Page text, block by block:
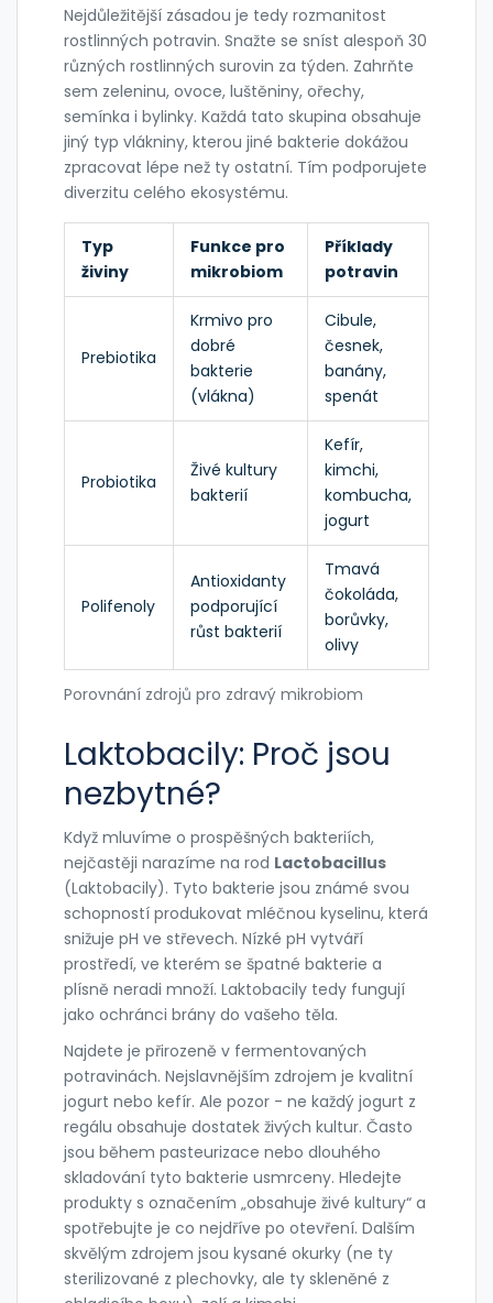
Nejdůležitější zásadou je tedy rozmanitost
rostlinných potravin. Snažte se sníst alespoň 30
různých rostlinných surovin za týden. Zahrňte
sem zeleninu, ovoce, luštěniny, ořechy,
semínka i bylinky. Každá tato skupina obsahuje
jiný typ vlákniny, kterou jiné bakterie dokážou
zpracovat lépe než ty ostatní. Tím podporujete
diverzitu celého ekosystému.
Porovnání zdrojů pro zdravý mikrobiom
Typ
živiny
Funkce pro
mikrobiom
Příklady
potravin
Prebiotika
Krmivo pro
dobré
bakterie
(vlákna)
Cibule,
česnek,
banány,
spenát
Probiotika
Živé kultury
bakterií
Kefír,
kimchi,
kombucha,
jogurt
Polifenoly
Antioxidanty
podporující
růst bakterií
Tmavá
čokoláda,
borůvky,
olivy
Laktobacily: Proč jsou
nezbytné?
Když mluvíme o prospěšných bakteriích,
nejčastěji narazíme na rod Lactobacillus
(Laktobacily). Tyto bakterie jsou známé svou
schopností produkovat mléčnou kyselinu, která
snižuje pH ve střevech. Nízké pH vytváří
prostředí, ve kterém se špatné bakterie a
plísně neradi množí. Laktobacily tedy fungují
jako ochránci brány do vašeho těla.
Najdete je přirozeně v fermentovaných
potravinách. Nejslavnějším zdrojem je kvalitní
jogurt nebo kefír. Ale pozor - ne každý jogurt z
regálu obsahuje dostatek živých kultur. Často
jsou během pasteurizace nebo dlouhého
skladování tyto bakterie usmrceny. Hledejte
produkty s označením „obsahuje živé kultury“ a
spotřebujte je co nejdříve po otevření. Dalším
skvělým zdrojem jsou kysané okurky (ne ty
sterilizované z plechovky, ale ty skleněné z